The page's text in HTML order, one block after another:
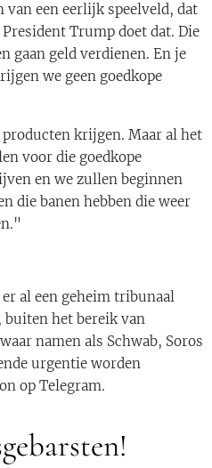
van een eerlijk speelveld, dat
Trump doet dat. Die
gaan geld verdienen. En je
we geen goedkope
producten krijgen. Maar al het
voor die goedkope
en we zullen beginnen
die banen hebben die weer
al een geheim tribunaal
het bereik van
namen als Schwab, Soros
urgentie worden
op Telegram.